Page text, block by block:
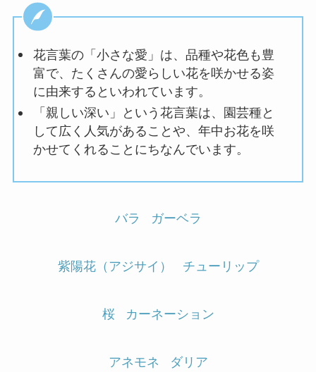
花言葉の「小さな愛」は、品種や花色も豊
富で、たくさんの愛らしい花を咲かせる姿
に由来するといわれています。
「親しい深い」という花言葉は、園芸種と
して広く人気があることや、年中お花を咲
かせてくれることにちなんでいます。
バラ ガーベラ
紫陽花（アジサイ） チューリップ
桜 カーネーション
アネモネ ダリア